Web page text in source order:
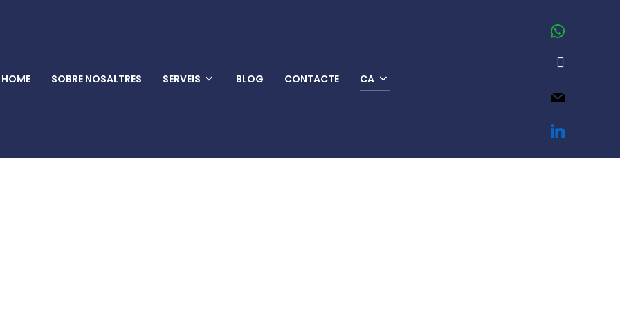
HOME SOBRE NOSALTRES SERVEIS BLOG CONTACTE CA
whatsapp
mobile
mail
linkedin